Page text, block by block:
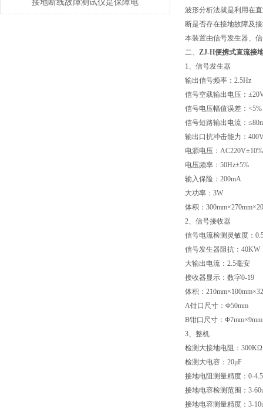
接地断线故障测试仪是保障电
波形分析法就是利用在
断是否存在接地故障及
本装置由信号发生器、
二、 ZJ-H便携式直流接
1、信号发生器
输出信号频率：2.5Hz
信号空载输出电压：
信号电压幅值误差：<5%
信号短路输出电流：
输出口抗冲击能力：
电源电压：AC220V±10%
电压频率：50Hz±5%
输入保险：200mA
大功率：3W
体积：
2、信号接收器
信号电流检测灵敏度：
信号发生器阻抗：40KW
大输出电流：2.5毫安
接收器显示：数字0-19
体积：
A钳口尺寸：Φ50mm
B钳口尺寸：Φ7mm×9mm
3、整机
检测大接地电阻：300KΩ
检测大电容：20μF
接地电阻测量精度：0-
接地电容检测范围：3-
接地电容测量精度：3-